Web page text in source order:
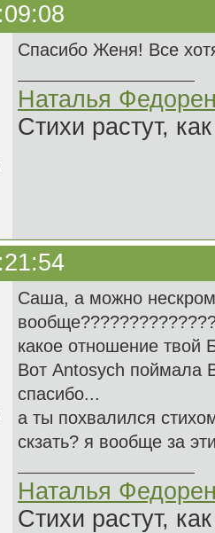
Спасибо Женя! Все
Наталья
Стихи растут,
Саша, а можно
какое отношение твой
Вот Antosych поймала
спасибо...
а ты похвалился
скзать? я вообще за
Наталья
Стихи растут,